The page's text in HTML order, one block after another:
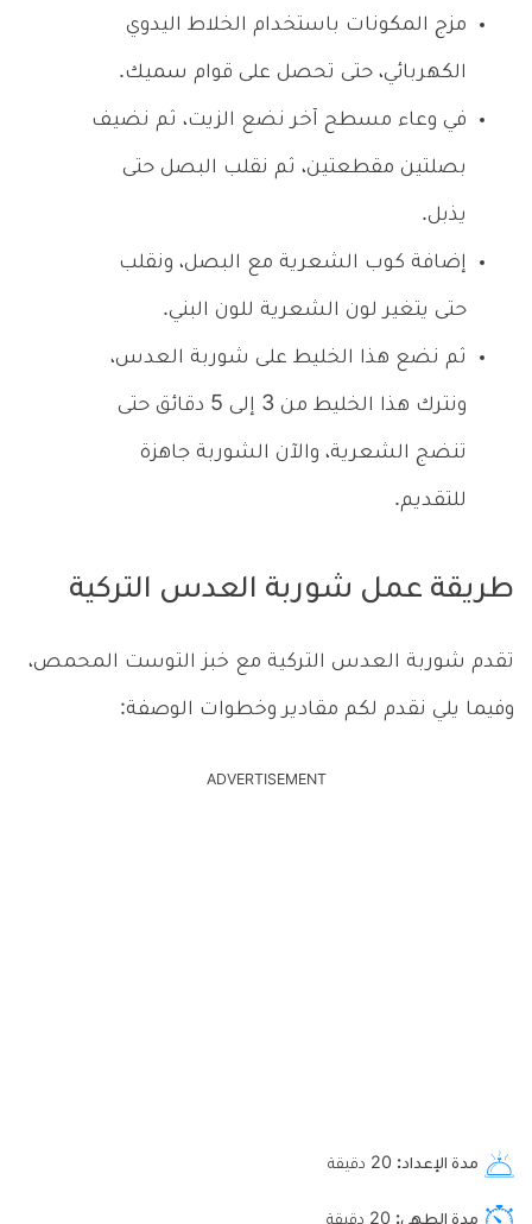
مزج المكونات باستخدام الخلاط اليدوي
الكهربائي، حتى تحصل على قوام سميك.
في وعاء مسطح آخر نضع الزيت، ثم نضيف
بصلتين مقطعتين، ثم نقلب البصل حتى
يذبل.
إضافة كوب الشعرية مع البصل، ونقلب
حتى يتغير لون الشعرية للون البني.
ثم نضع هذا الخليط على شوربة العدس،
ونترك هذا الخليط من 3 إلى 5 دقائق حتى
تنضج الشعرية، والآن الشوربة جاهزة
للتقديم.
طريقة عمل شوربة العدس التركية
تقدم شوربة العدس التركية مع خبز التوست المحمص،
وفيما يلي نقدم لكم مقادير وخطوات الوصفة:
ADVERTISEMENT
مدة الإعداد دقيقة